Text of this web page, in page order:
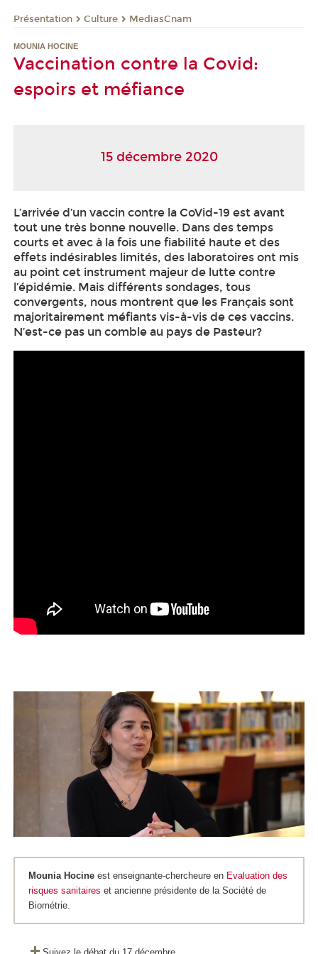
Présentation Culture MediasCnam
MOUNIA HOCINE
Vaccination contre la Covid:
espoirs et méfiance
15 décembre 2020
L’arrivée d’un vaccin contre la CoVid-19 est avant
tout une très bonne nouvelle. Dans des temps
courts et avec à la fois une fiabilité haute et des
effets indésirables limités, des laboratoires ont mis
au point cet instrument majeur de lutte contre
l’épidémie. Mais différents sondages, tous
convergents, nous montrent que les Français sont
majoritairement méfiants vis-à-vis de ces vaccins.
N’est-ce pas un comble au pays de Pasteur?
Mounia Hocine est enseignante-chercheure en Evaluation des
risques sanitaires et ancienne présidente de la Société de
Biométrie.